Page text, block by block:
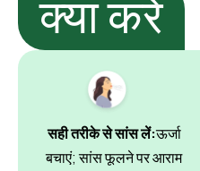
क्या करें
सही तरीके से सांस लें:ऊर्जा
बचाएं; सांस फूलने पर आराम